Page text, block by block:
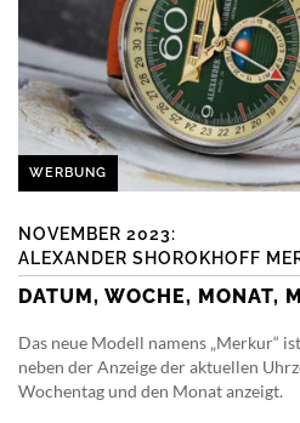
WERBUNG
NOVEMBER 2023:
ALEXANDER SHOROKHOFF
DATUM, WOCHE, MONAT,
Das neue Modell namens „Merkur“
neben der Anzeige der aktuellen
Wochentag und den Monat anzeigt.